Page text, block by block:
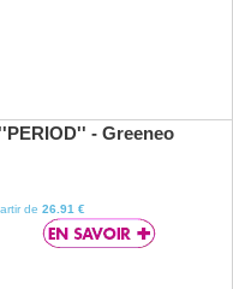
- Greeneo
de 26.91 €